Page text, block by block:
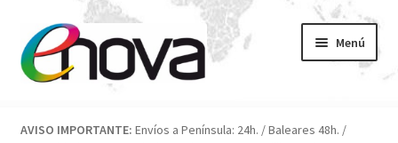
a
la
al
contenido
Menú
AVISO IMPORTANTE: Envíos a Península: 24h. / Baleares 48h. /